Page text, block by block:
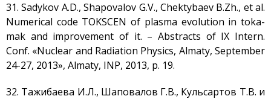
31. Sadykov A.D., Shapovalov G.V., Chektybaev B.Zh., et al.
Numerical code TOKSCEN of plasma evolution in toka-
mak and improvement of it. – Abstracts of IX Intern.
Conf. «Nuclear and Radiation Physics, Almaty, September
24-27, 2013», Almaty, INP, 2013, p. 19.
32. Тажибаева И.Л., Шаповалов Г.В., Кульсартов Т.В. и